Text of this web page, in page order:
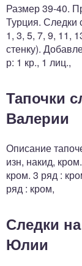
Размер 39-40.
Турция. Следки
1, 3, 5, 7, 9, 11,
стенку).
р: 1 кр., 1 лиц.,
Тапочки
Валерии
Описание
изн, накид,
кром. 3 ряд :
ряд : кром,
Следки
Юлии